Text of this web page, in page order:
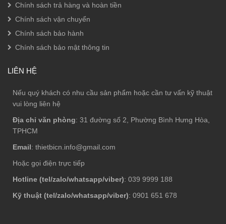
Chính sách trả hàng và hoàn tiền
Chính sách vận chuyển
Chính sách bảo hành
Chính sách bảo mật thông tin
LIÊN HỆ
Nếu quý khách có nhu cầu sản phẩm hoặc cần tư vấn kỹ thuật
vui lòng liên hệ
Địa chỉ văn phòng: 31 đường số 2, Phường Bình Hưng Hòa,
TPHCM
Email: thietbicn.info@gmail.com
Hoặc gọi điện trực tiếp
Hotline (tel/zalo/whatsapp/viber): 039 9999 188
Kỹ thuật (tel/zalo/whatsapp/viber): 0901 651 678